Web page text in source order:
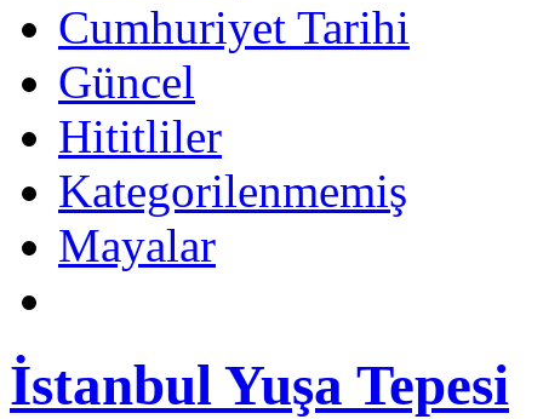
Cumhuriyet Tarihi
Güncel
Hititliler
Kategorilenmemiş
Mayalar
İstanbul Yuşa Tepesi